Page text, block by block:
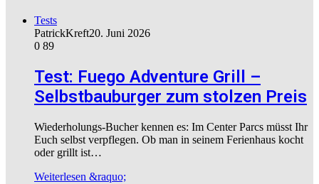
Tests
PatrickKreft20. Juni 2026
0 89
Test: Fuego Adventure Grill –
Selbstbauburger zum stolzen Preis
Wiederholungs-Bucher kennen es: Im Center Parcs müsst Ihr
Euch selbst verpflegen. Ob man in seinem Ferienhaus kocht
oder grillt ist…
Weiterlesen &raquo;